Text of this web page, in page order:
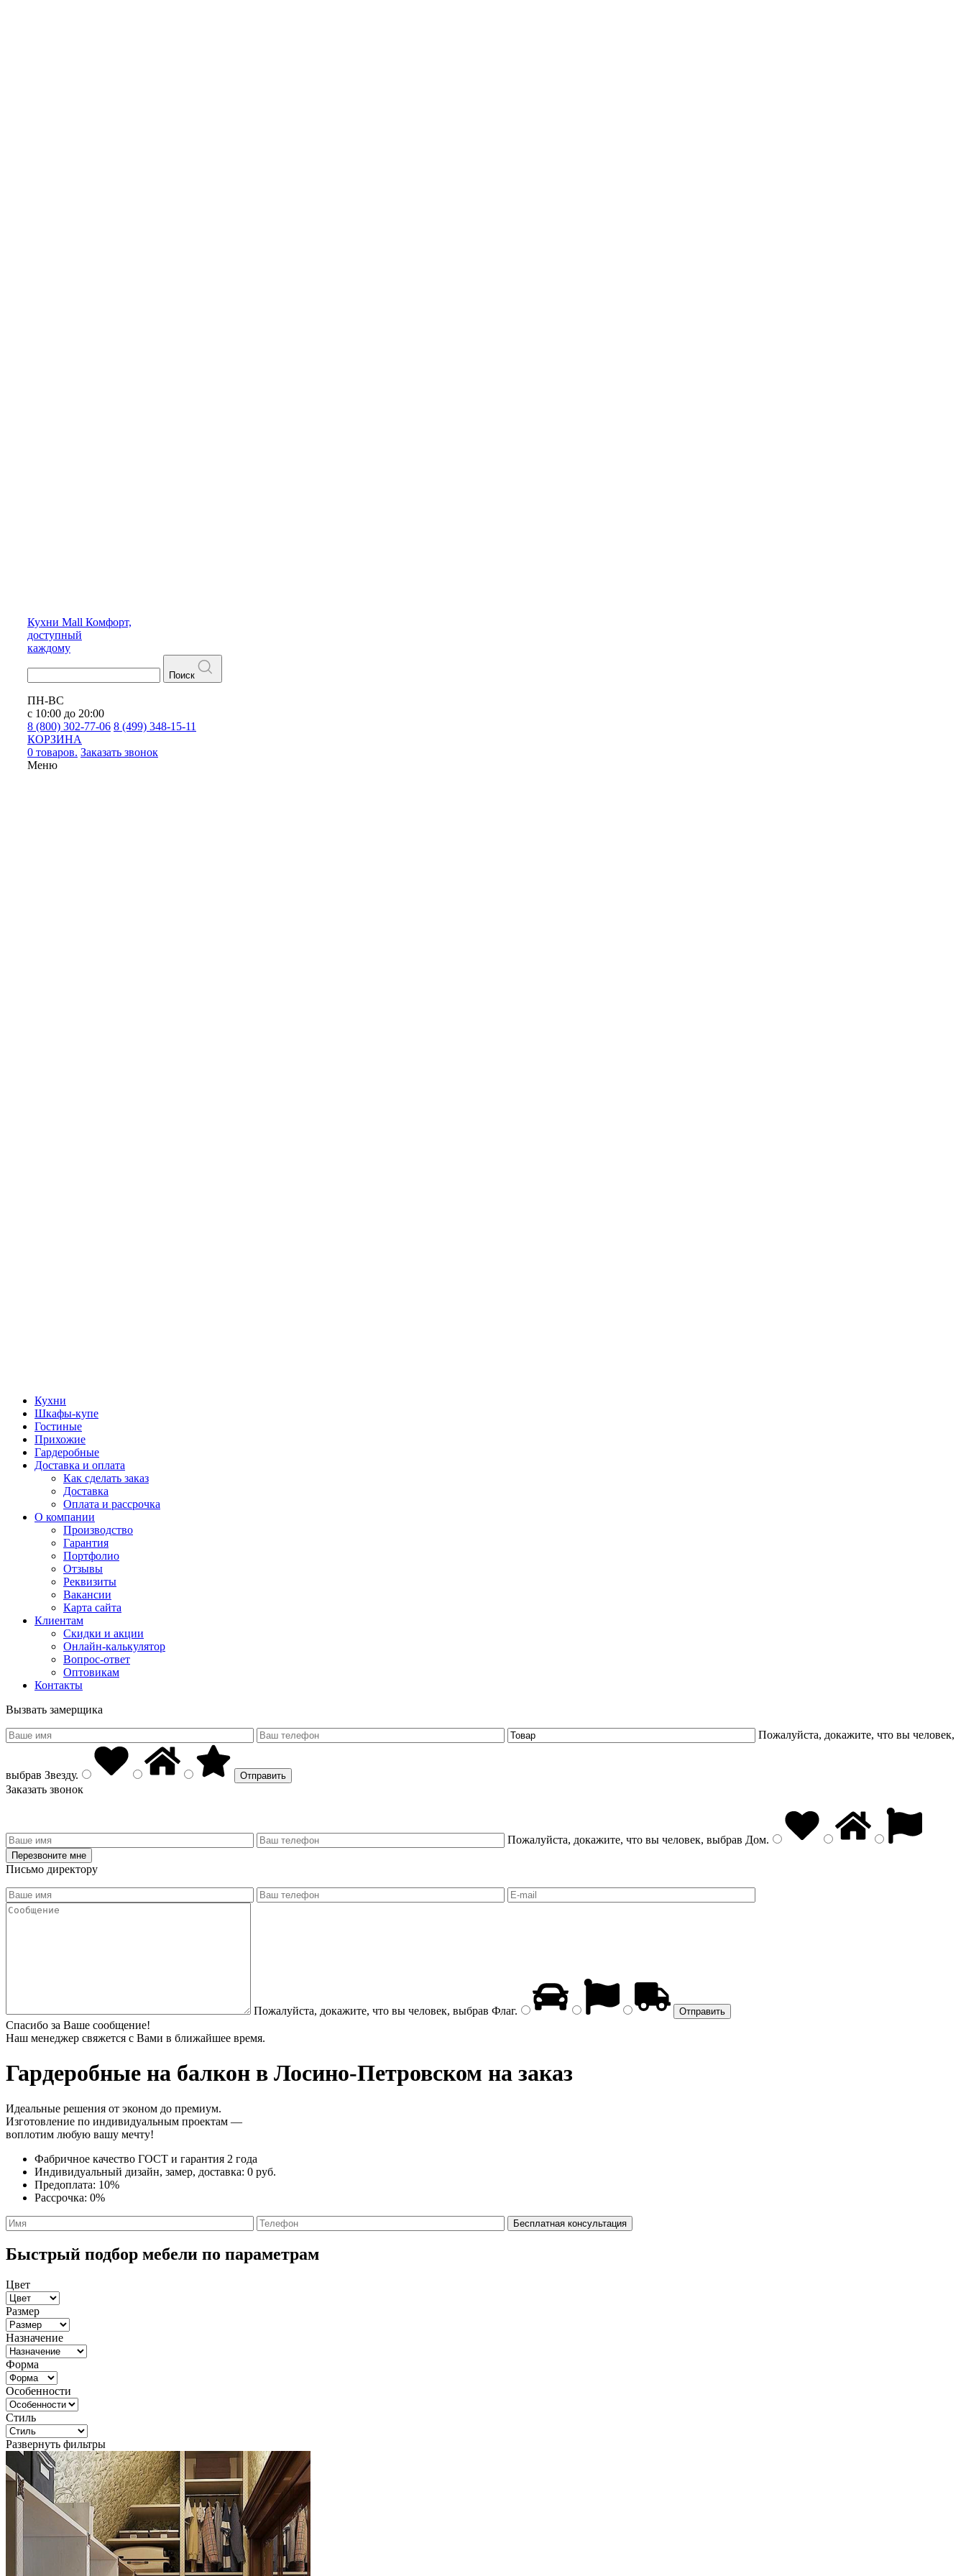
Кухни Mall Комфорт,
доступный
каждому
Поиск
ПН-ВС
с 10:00 до 20:00
8 (800) 302-77-06 8 (499) 348-15-11
КОРЗИНА
0 товаров. Заказать звонок
Меню
Кухни
Шкафы-купе
Гостиные
Прихожие
Гардеробные
Доставка и оплата
Как сделать заказ
Доставка
Оплата и рассрочка
О компании
Производство
Гарантия
Портфолио
Отзывы
Реквизиты
Вакансии
Карта сайта
Клиентам
Скидки и акции
Онлайн-калькулятор
Вопрос-ответ
Оптовикам
Контакты
Вызвать замерщика
Пожалуйста, докажите, что вы человек,
выбрав Звезду.
Заказать звонок
Пожалуйста, докажите, что вы человек, выбрав Дом.
Письмо директору
Пожалуйста, докажите, что вы человек, выбрав Флаг.
Спасибо за Ваше сообщение!
Наш менеджер свяжется с Вами в ближайшее время.
Гардеробные на балкон в Лосино-Петровском на заказ
Идеальные решения от эконом до премиум.
Изготовление по индивидуальным проектам —
воплотим любую вашу мечту!
Фабричное качество ГОСТ и гарантия 2 года
Индивидуальный дизайн, замер, доставка: 0 руб.
Предоплата: 10%
Рассрочка: 0%
Быстрый подбор мебели по параметрам
Цвет
Размер
Назначение
Форма
Особенности
Стиль
Развернуть фильтры